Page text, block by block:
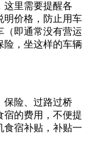
这里需要提醒各
明价格，防止用车
（即通常没有营运
险，坐这样的车辆
保险、过路过桥
宿的费用，不便提
食宿补贴，补贴一